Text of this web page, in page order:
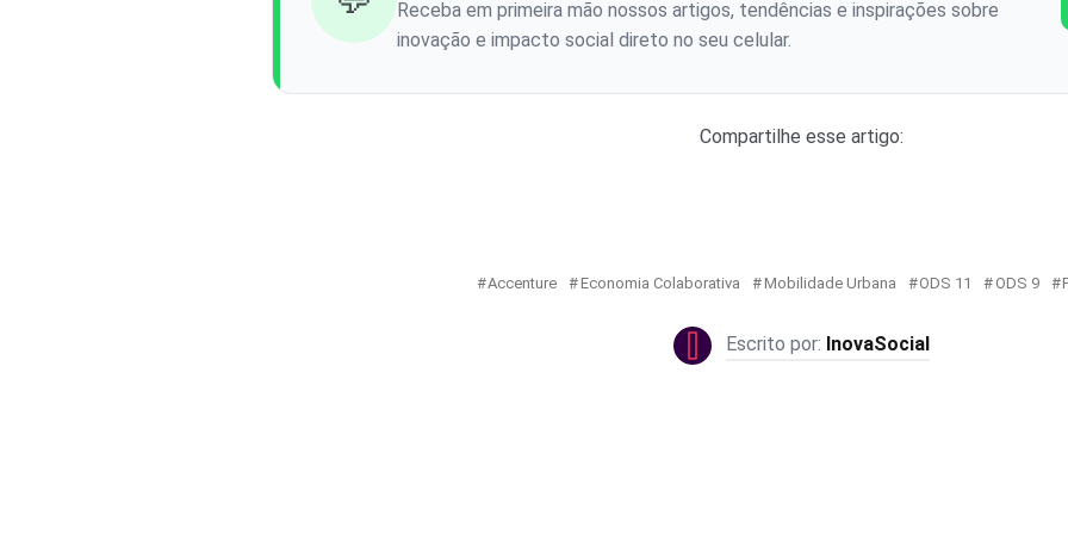
Receba em primeira mão nossos artigos, tendências e inspirações sobre
inovação e impacto social direto no seu celular.
Compartilhe esse artigo:
Accenture Economia Colaborativa Mobilidade Urbana ODS 11 ODS 9
InovaSocial